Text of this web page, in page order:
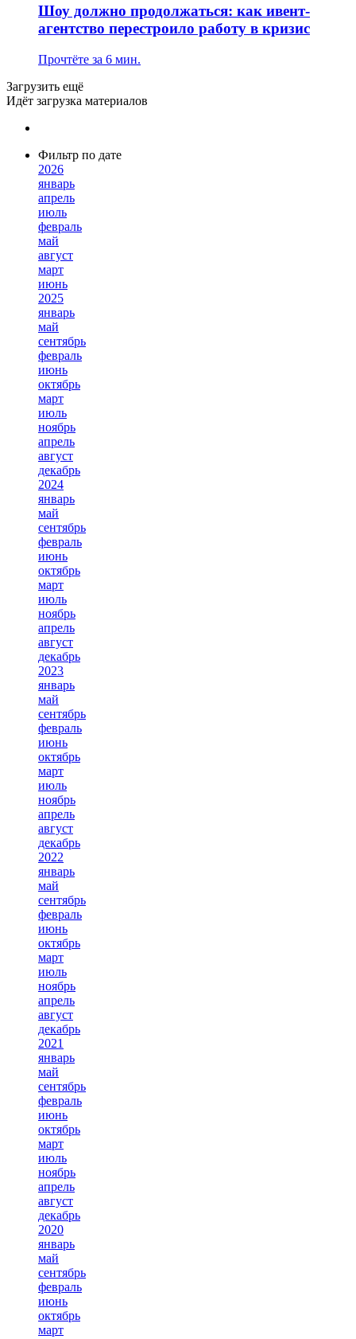
Шоу должно продолжаться: как ивент-
агентство перестроило работу в кризис
Прочтёте за 6 мин.
Загрузить ещё
Идёт загрузка материалов
Фильтр по дате
2026
январь
апрель
июль
февраль
май
август
март
июнь
2025
январь
май
сентябрь
февраль
июнь
октябрь
март
июль
ноябрь
апрель
август
декабрь
2024
январь
май
сентябрь
февраль
июнь
октябрь
март
июль
ноябрь
апрель
август
декабрь
2023
январь
май
сентябрь
февраль
июнь
октябрь
март
июль
ноябрь
апрель
август
декабрь
2022
январь
май
сентябрь
февраль
июнь
октябрь
март
июль
ноябрь
апрель
август
декабрь
2021
январь
май
сентябрь
февраль
июнь
октябрь
март
июль
ноябрь
апрель
август
декабрь
2020
январь
май
сентябрь
февраль
июнь
октябрь
март